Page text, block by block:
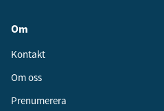
Om
Kontakt
Om oss
Prenumerera